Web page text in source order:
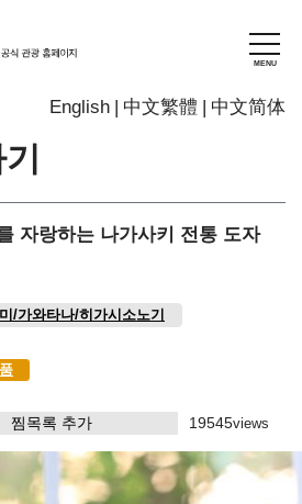
English 中文繁體 中文简体
자랑하는 나가사키 전통 도자
/가와타나/히가시소노기
찜목록 추가 19545views